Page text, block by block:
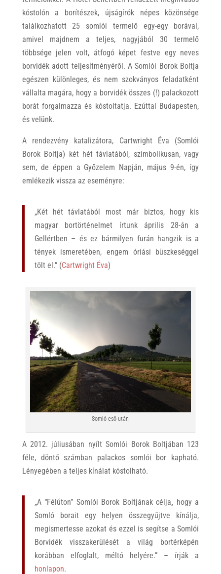
kóstolón a borítészek, újságírók népes közönsége
találkozhatott 25 somlói termelő egy-egy borával,
amivel majdnem a teljes, nagyjából 30 termelő
többsége jelen volt, átfogó képet festve egy neves
borvidék adott teljesítményéről. A Somlói Borok Boltja
egészen különleges, és nem szokványos feladatként
vállalta magára, hogy a borvidék összes (!) palackozott
borát forgalmazza és kóstoltatja. Ezúttal Budapesten,
és velünk.
A rendezvény katalizátora, Cartwright Éva (Somlói
Borok Boltja) két hét távlatából, szimbolikusan, vagy
sem, de éppen a Győzelem Napján, május 9-én, így
emlékezik vissza az eseményre:
„Két hét távlatából most már biztos, hogy kis
magyar bortörténelmet írtunk április 28-án a
Gellértben – és ez bármilyen furán hangzik is a
tények ismeretében, engem óriási büszkeséggel
tölt el.” (Cartwright Éva)
Somló eső után
A 2012. júliusában nyílt Somlói Borok Boltjában 123
féle, döntő számban palackos somlói bor kapható.
Lényegében a teljes kínálat kóstolható.
„A “Félúton” Somlói Borok Boltjának célja, hogy a
Somló borait egy helyen összegyűjtve kínálja,
megismertesse azokat és ezzel is segítse a Somlói
Borvidék visszakerülését a világ bortérképén
korábban elfoglalt, méltó helyére.” – írják a
honlapon.